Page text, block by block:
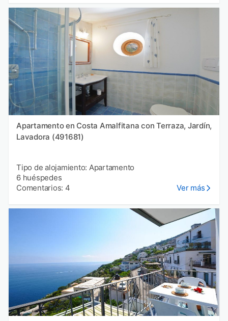
Apartamento en Costa Amalfitana con Terraza, Jardín,
Lavadora (491681)
Tipo de alojamiento: Apartamento
6 huéspedes
Comentarios: 4
Ver más